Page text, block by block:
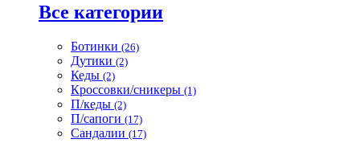
Все категории
Ботинки (26)
Дутики (2)
Кеды (2)
Кроссовки/сникеры (1)
П/кеды (2)
П/сапоги (17)
Сандалии (17)